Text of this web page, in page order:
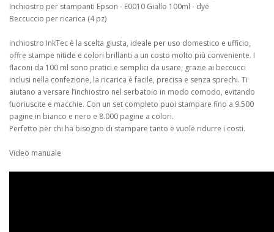
Inchiostro per stampanti Epson - E0010 Giallo 100ml - dye
Beccuccio per ricarica (4 pz)
inchiostro InkTec è la scelta giusta, ideale per uso domestico e ufficio,
offre stampe nitide e colori brillanti a un costo molto più conveniente. I
flaconi da 100 ml sono pratici e semplici da usare, grazie ai beccucci
inclusi nella confezione, la ricarica è facile, precisa e senza sprechi. Ti
aiutano a versare l’inchiostro nel serbatoio in modo comodo, evitando
fuoriuscite e macchie. Con un set completo puoi stampare fino a 9.500
pagine in bianco e nero e 8.000 pagine a colori.
Perfetto per chi ha bisogno di stampare tanto e vuole ridurre i costi.
Video manuale